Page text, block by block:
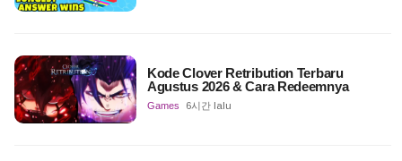
Kode Clover Retribution Terbaru
Agustus 2026 & Cara Redeemnya
Games 6시간 lalu